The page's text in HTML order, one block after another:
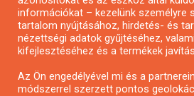
Specifikus pályázatfigyelés vagy
információkat – kezelünk személyre
tartalom nyújtásához, hirdetés- és
nézettségi adatok gyűjtéséhez,
kifejlesztéséhez és a termékek
Az Ön engedélyével mi és a
módszerrel szerzett pontos